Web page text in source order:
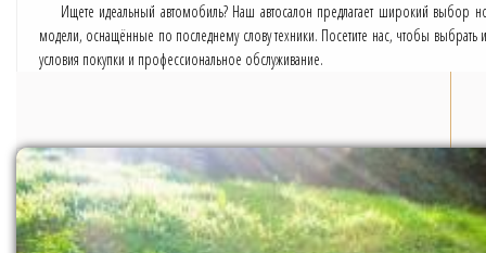
Ищете идеальный автомобиль? Наш автосалон предлагает широкий выбор
модели, оснащённые по последнему слову техники. Посетите нас, чтобы
условия покупки и профессиональное обслуживание.